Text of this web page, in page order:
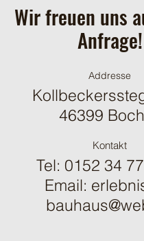
Wir freuen uns
Anfrage!
Addresse
46399
Kontakt
Tel: 0152 34
Email: